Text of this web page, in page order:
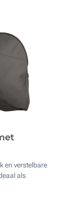
en verstelbare
als